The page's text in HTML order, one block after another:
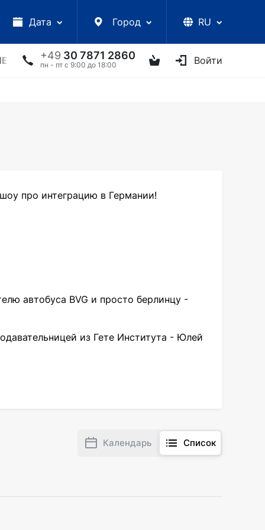
Дата Город RU
+49 30 7871 2860
пн - пт с 9:00 до 18:00 Войти
УКРАИНСКИЕ АРТИСТЫ ДРУГОЕ
про интеграцию в Германии!
автобуса BVG и просто берлинцу -
из Гете Института - Юлей
Календарь Список